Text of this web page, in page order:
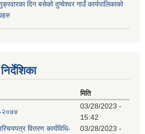
दिन बसेको दुप्चेश्वर गाउँ कार्यपालिकाको
मिति
२०७४
03/28/2023 -
15:42
वितरण कार्यविधि-
03/28/2023 -